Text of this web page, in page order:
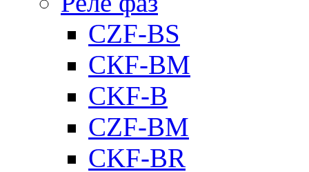
CZF-BS
CКF-BM
CKF-B
CZF-BM
CKF-BR